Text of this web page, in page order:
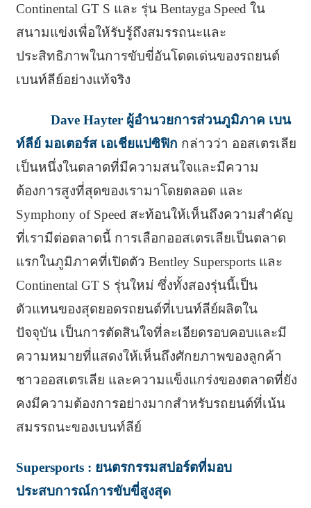
Continental GT S และ รุ่น Bentayga Speed ใน
สนามแข่งเพื่อให้รับรู้ถึงสมรรถนะและ
ประสิทธิภาพในการขับขี่อันโดดเด่นของรถยนต์
เบนท์ลีย์อย่างแท้จริง
Dave Hayter ผู้อำนวยการส่วนภูมิภาค เบน
ท์ลีย์ มอเตอร์ส เอเชียแปซิฟิก กล่าวว่า ออสเตรเลีย
เป็นหนึ่งในตลาดที่มีความสนใจและมีความ
ต้องการสูงที่สุดของเรามาโดยตลอด และ
Symphony of Speed สะท้อนให้เห็นถึงความสำคัญ
ที่เรามีต่อตลาดนี้ การเลือกออสเตรเลียเป็นตลาด
แรกในภูมิภาคที่เปิดตัว Bentley Supersports และ
Continental GT S รุ่นใหม่ ซึ่งทั้งสองรุ่นนี้เป็น
ตัวแทนของสุดยอดรถยนต์ที่เบนท์ลีย์ผลิตใน
ปัจจุบัน เป็นการตัดสินใจที่ละเอียดรอบคอบและมี
ความหมายที่แสดงให้เห็นถึงศักยภาพของลูกค้า
ชาวออสเตรเลีย และความแข็งแกร่งของตลาดที่ยัง
คงมีความต้องการอย่างมากสำหรับรถยนต์ที่เน้น
สมรรถนะของเบนท์ลีย์
Supersports : ยนตรกรรมสปอร์ตที่มอบ
ประสบการณ์การขับขี่สูงสุด